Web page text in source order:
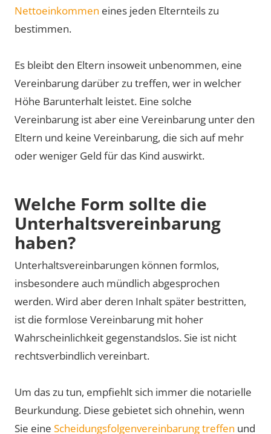
Nettoeinkommen eines jeden Elternteils zu
bestimmen.
Es bleibt den Eltern insoweit unbenommen, eine
Vereinbarung darüber zu treffen, wer in welcher
Höhe Barunterhalt leistet. Eine solche
Vereinbarung ist aber eine Vereinbarung unter den
Eltern und keine Vereinbarung, die sich auf mehr
oder weniger Geld für das Kind auswirkt.
Welche Form sollte die
Unterhaltsvereinbarung
haben?
Unterhaltsvereinbarungen können formlos,
insbesondere auch mündlich abgesprochen
werden. Wird aber deren Inhalt später bestritten,
ist die formlose Vereinbarung mit hoher
Wahrscheinlichkeit gegenstandslos. Sie ist nicht
rechtsverbindlich vereinbart.
Um das zu tun, empfiehlt sich immer die notarielle
Beurkundung. Diese gebietet sich ohnehin, wenn
Sie eine Scheidungsfolgenvereinbarung treffen und